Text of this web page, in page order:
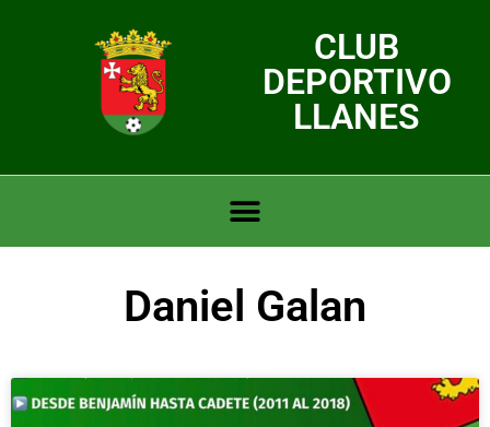
CLUB
DEPORTIVO
LLANES
Daniel Galan